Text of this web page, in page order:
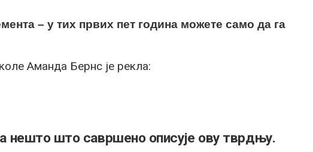
– у тих првих пет година можете само да га
Аманда Бернс је рекла:
нешто што савршено описује ову тврдњу.